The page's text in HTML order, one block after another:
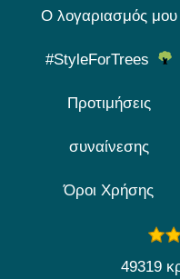
Ο λογαριασμός μου
#StyleForTrees
Προτιμήσεις
συναίνεσης
Όροι Χρήσης
49319